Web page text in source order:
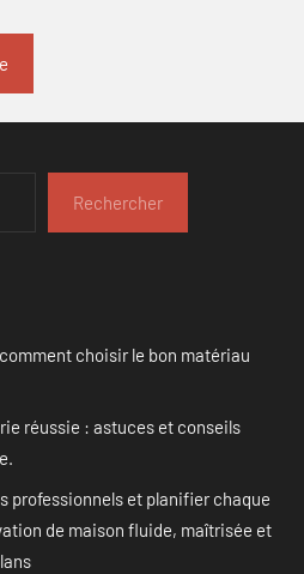
Rechercher
choisir le bon matériau
réussie : astuces et conseils
professionnels et planifier chaque
de maison fluide, maîtrisée et